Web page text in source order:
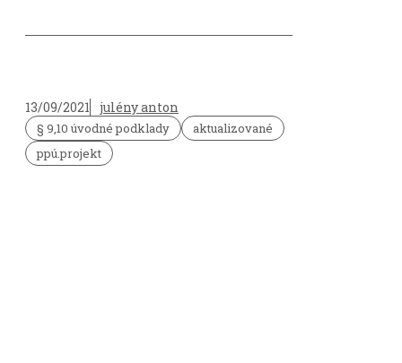
13/09/2021 julény anton
§ 9,10 úvodné podklady
aktualizované
ppú.projekt